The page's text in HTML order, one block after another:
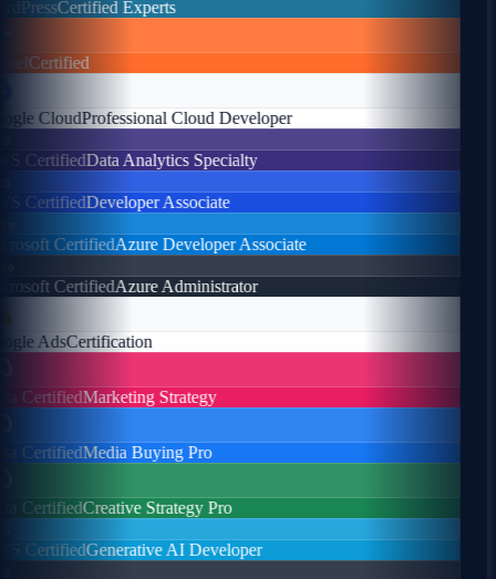
Certified Experts
Certified
CloudProfessional Cloud Developer
CertifiedData Analytics Specialty
CertifiedDeveloper Associate
CertifiedAzure Developer Associate
CertifiedAzure Administrator
AdsCertification
CertifiedMarketing Strategy
CertifiedMedia Buying Pro
CertifiedCreative Strategy Pro
CertifiedGenerative AI Developer